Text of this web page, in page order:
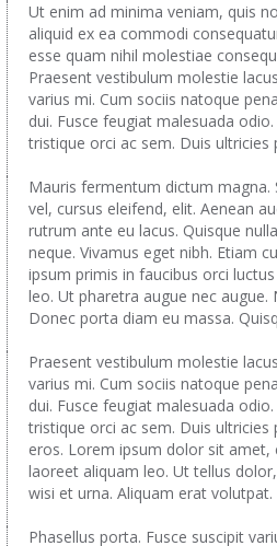
Ut enim ad minima veniam, quis
aliquid ex ea commodi
esse quam nihil molestiae
Praesent vestibulum molestie
varius mi. Cum sociis natoque
dui. Fusce feugiat malesuada
tristique orci ac sem. Duis
Mauris fermentum dictum
vel, cursus eleifend, elit. Aenean
rutrum ante eu lacus. Quisque
neque. Vivamus eget nibh. Etiam
ipsum primis in faucibus orci
leo. Ut pharetra augue nec
Donec porta diam eu massa.
Praesent vestibulum molestie
varius mi. Cum sociis natoque
dui. Fusce feugiat malesuada
tristique orci ac sem. Duis
eros. Lorem ipsum dolor sit amet,
laoreet aliquam leo. Ut tellus
wisi et urna. Aliquam erat
Phasellus porta. Fusce suscipit